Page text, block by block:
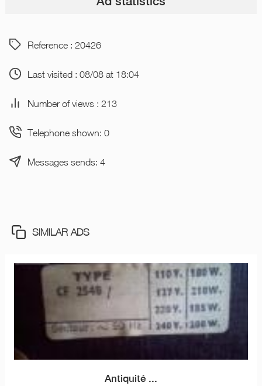
Reference : 20426
Last visited : 08/08 at 18:04
Number of views : 213
Telephone shown: 0
Messages sends: 4
SIMILAR ADS
Antiquité ...